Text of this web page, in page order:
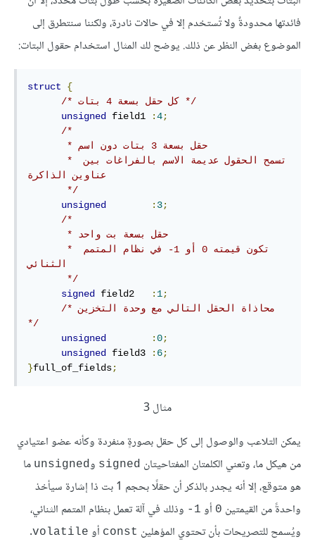
فائدتها محدودةٌ ولا تُستخدم إلا في حالات نادرة، ولكننا سنتطرق إلى
الموضوع بغض النظر عن ذلك. يوضح لك المثال استخدام حقول البتات:
struct
{
/* كل حقل بسعة 4 بتات */
unsigned field1 :4;
/*
عناوين الذاكرة
       */
unsigned
: 3;
/*
الثنائي
       */
signed field2 : 1;
/* محاذاة الحقل التالي مع وحدة التخزين
*/
unsigned
:0;
unsigned field3 : 6;
}full_of_fields;
مثال 3
يمكن التلاعب والوصول إلى كل حقل بصورةٍ منفردة وكأنه عضو اعتيادي
من هيكل ما، وتعني الكلمتان المفتاحيتان signed وunsigned ما
هو متوقع، إلا أنه يجدر بالذكر أن حقلًا بحجم 1 بت ذا إشارة سيأخذ
واحدةً من القيمتين 0 أو ‎-1 وذلك في آلة تعمل بنظام المتمم الثنائي،
ويُسمح للتصريحات بأن تحتوي المؤهلين const أو volatile
.